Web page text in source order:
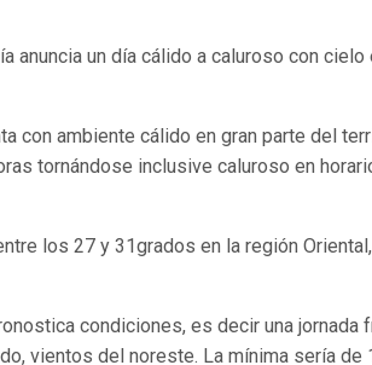
anuncia un día cálido a caluroso con
con ambiente cálido en gran parte del
tornándose inclusive caluroso en
los 27 y 31grados en la región
condiciones, es decir una jornada
vientos del noreste. La mínima sería de